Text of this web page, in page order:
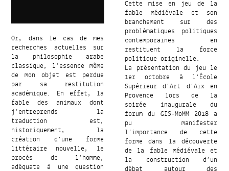
Or, dans le cas de mes
recherches actuelles sur
la philosophie arabe
classique, l’essence même
de mon objet est perdue
par sa restitution
académique. En effet, la
fable des animaux dont
j’entreprends la
traduction est,
historiquement, la
création d’une forme
littéraire nouvelle, le
procès de l’homme,
adéquate à une question
Cette mise en jeu de la
fable médiévale et son
branchement sur des
problématiques politiques
contemporaines en
restituent la force
politique originelle.
La présentation du jeu le
1er octobre à l’École
Supérieur d’Art d’Aix en
Provence lors de la
soirée inaugurale du
forum du GIS-MoMM 2018 a
pu manifester
l’importance de cette
forme dans la découverte
de la fable médiévale et
la construction d’un